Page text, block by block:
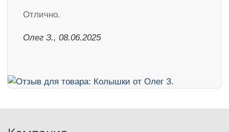
Отлично.
Олег З., 08.06.2025